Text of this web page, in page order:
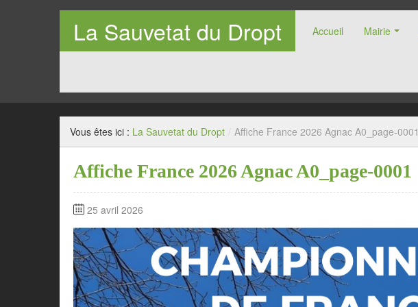
La Sauvetat du Dropt Accueil Mairie
Vous êtes ici : La Sauvetat du Dropt / Affiche France 2026 Agnac A0_page-0001
Affiche France 2026 Agnac A0_page-0001
25 avril 2026